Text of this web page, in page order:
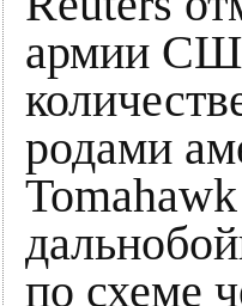
армии
родами
по схеме